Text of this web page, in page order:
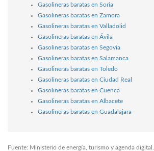
Gasolineras baratas en Soria
Gasolineras baratas en Zamora
Gasolineras baratas en Valladolid
Gasolineras baratas en Ávila
Gasolineras baratas en Segovia
Gasolineras baratas en Salamanca
Gasolineras baratas en Toledo
Gasolineras baratas en Ciudad Real
Gasolineras baratas en Cuenca
Gasolineras baratas en Albacete
Gasolineras baratas en Guadalajara
Fuente: Ministerio de energía, turismo y agenda